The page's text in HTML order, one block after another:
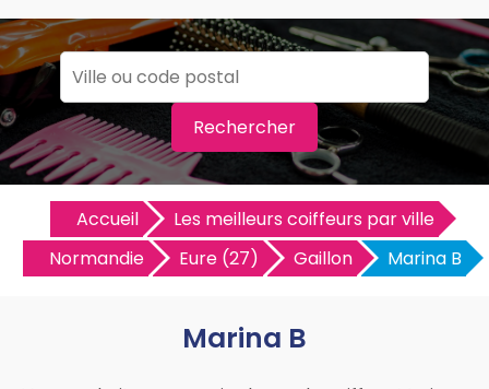
Rechercher
Accueil
Les meilleurs coiffeurs par ville
Normandie
Eure (27) Gaillon Marina B
Marina B